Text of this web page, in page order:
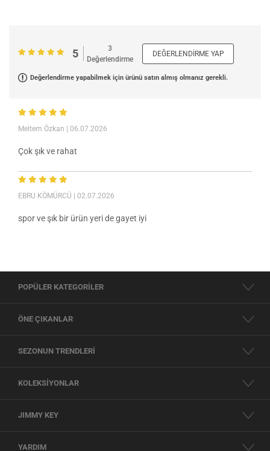
5
3
Değerlendirme
DEĞERLENDIRME YAP
Değerlendirme yapabilmek için ürünü satın almış olmanız gerekli.
Meltem Özkan | 06.07.2026
Çok şık ve rahat
EBRU KÖMÜRCÜ | 02.07.2026
spor ve şık bir ürün yeri de gayet iyi
POPÜLER KATEGORİLER
ÖNE ÇIKANLAR
SEZONUN TRENDLERİ
KOLEKSİYONLAR
JIMMY KEY
YARDIM